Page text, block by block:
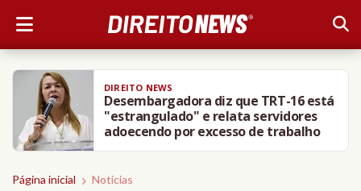
DIREITO NEWS
Desembargadora diz que TRT-16 está
"estrangulado" e relata servidores
adoecendo por excesso de trabalho
Página inicial Notícias